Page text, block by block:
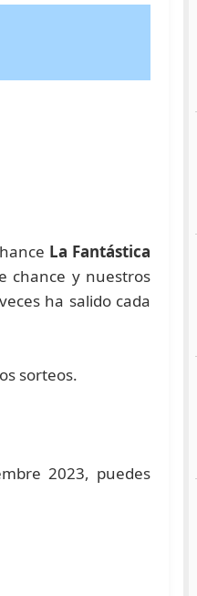
La Fantástica
chance y nuestros
ha salido cada
sorteos.
2023, puedes